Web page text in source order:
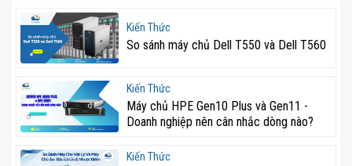
Kiến Thức
So sánh máy chủ Dell T550 và Dell T560
Kiến Thức
Máy chủ HPE Gen10 Plus và Gen11 -
Doanh nghiệp nên cân nhắc dòng nào?
Kiến Thức